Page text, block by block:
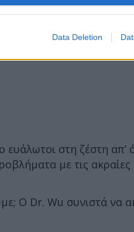
Data Deletion
ευάλωτοι στη ζέστη απ’
με τις ακραίες
Ο Dr. Wu συνιστά να